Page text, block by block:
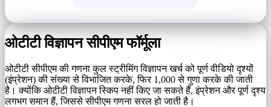
ओटीटी विज्ञापन सीपीएम फॉर्मूला
ओटीटी सीपीएम की गणना कुल स्ट्रीमिंग विज्ञापन खर्च को पूर्ण वीडियो दृश्यों
(इंप्रेशन) की संख्या से विभाजित करके, फिर 1,000 से गुणा करके की जाती
है। क्योंकि ओटीटी विज्ञापन स्किप नहीं किए जा सकते हैं, इंप्रेशन और पूर्ण दृश्य
लगभग समान हैं, जिससे सीपीएम गणना सरल हो जाती है।